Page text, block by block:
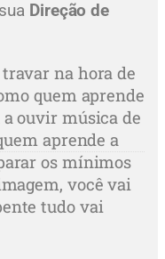
Direção de
na hora de
quem aprende
ouvir música de
aprende a
os mínimos
você vai
tudo vai